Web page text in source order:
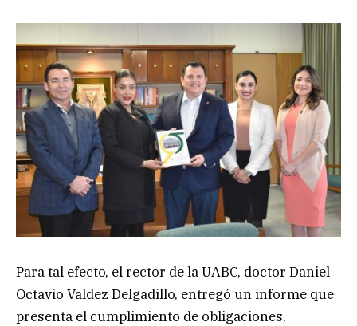
Para tal efecto, el rector de la UABC, doctor Daniel
Octavio Valdez Delgadillo, entregó un informe que
presenta el cumplimiento de obligaciones,